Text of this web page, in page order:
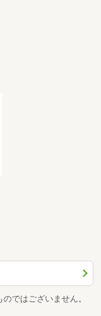
ではございません。